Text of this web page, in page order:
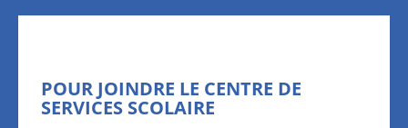
POUR JOINDRE LE CENTRE DE
SERVICES SCOLAIRE